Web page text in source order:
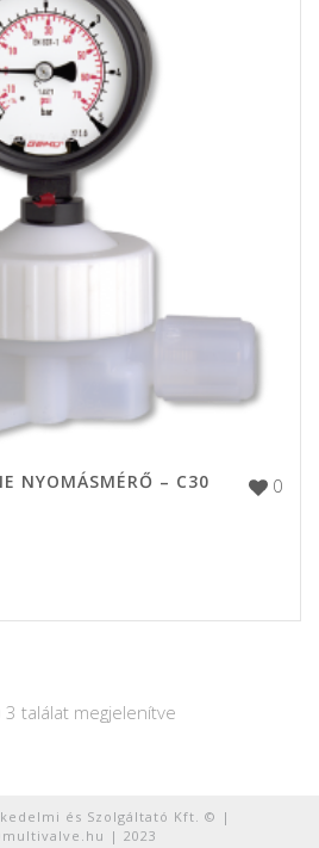
0
NYOMÁSMÉRŐ – C30
3 találat megjelenítve
és Szolgáltató Kft. © |
| 2023